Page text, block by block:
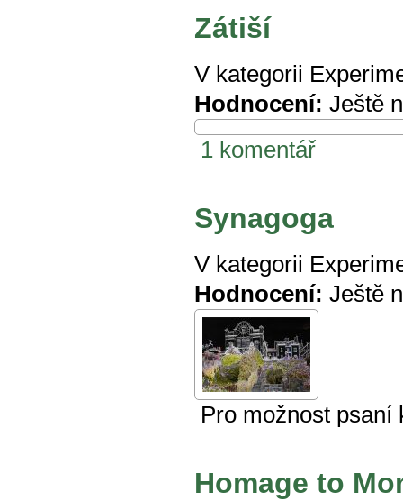
Zátiší
V kategorii
Hodnocení: Ještě
1 komentář
Synagoga
V kategorii
Hodnocení: Ještě
Pro možnost
Homage to